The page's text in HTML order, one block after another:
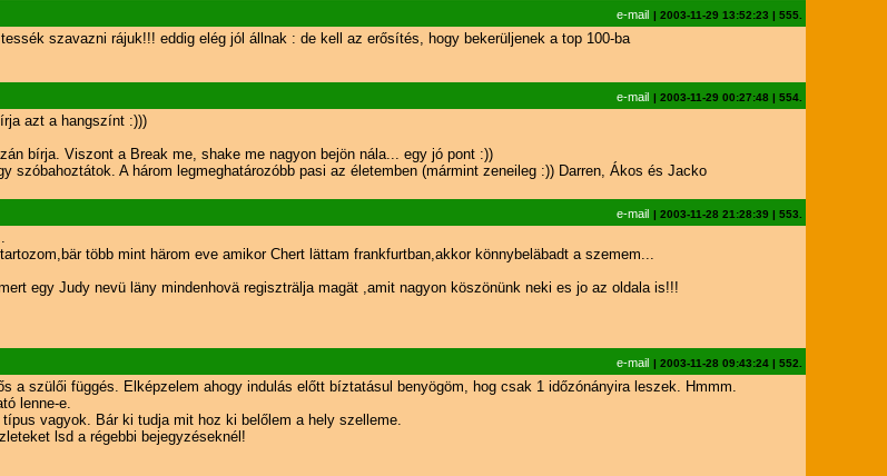
e-mail | 2003-11-29 13:52:23 | 555.
szavazni rájuk!!! eddig elég jól állnak : de kell az erősítés, hogy bekerüljenek a top 100-ba
e-mail | 2003-11-29 00:27:48 | 554.
azt a hangszínt :)))
bírja. Viszont a Break me, shake me nagyon bejön nála... egy jó pont :))
A három legmeghatározóbb pasi az életemben (mármint zeneileg :)) Darren, Ákos és Jacko
e-mail | 2003-11-28 21:28:39 | 553.
több mint härom eve amikor Chert lättam frankfurtban,akkor könnybeläbadt a szemem...
egy Judy nevü läny mindenhovä regiszträlja magät ,amit nagyon köszönünk neki es jo az oldala is!!!
e-mail | 2003-11-28 09:43:24| 552.
a szülői függés. Elképzelem ahogy indulás előtt bíztatásul benyögöm, hog csak 1 időzónányira leszek. Hmmm.
lenne-e.
vagyok. Bár ki tudja mit hoz ki belőlem a hely szelleme.
lsd a régebbi bejegyzéseknél!